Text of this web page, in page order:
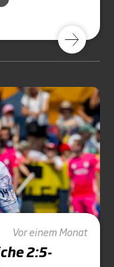
Vor einem Monat
2:5-